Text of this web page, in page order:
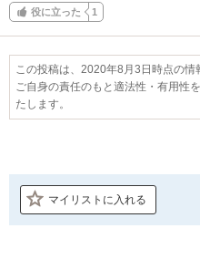
役に立った 1
この投稿は、2020年8月3日時点の情
ご自身の責任のもと適法性・有用性
たします。
マイリストに入れる